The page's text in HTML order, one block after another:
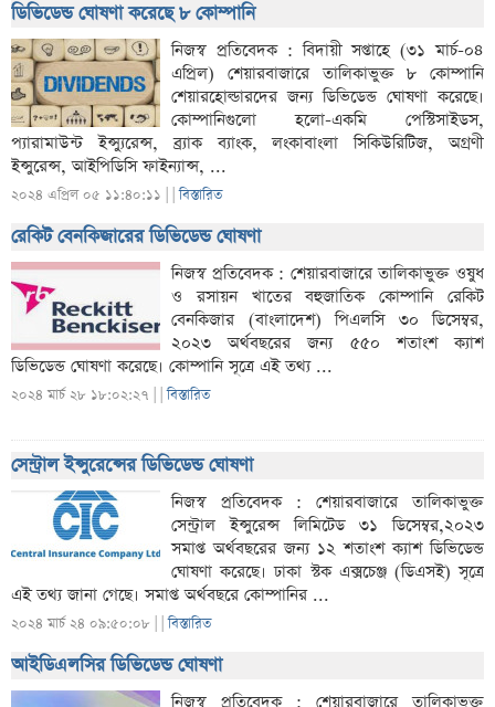
ডিভিডেন্ড ঘোষণা করেছে ৮ কোম্পানি
নিজস্ব প্রতিবেদক : বিদায়ী সপ্তাহে (৩১ মার্চ-০৪
এপ্রিল) শেয়ারবাজারে তালিকাভুক্ত ৮ কোম্পানি
শেয়ারহোল্ডারদের জন্য ডিভিডেন্ড ঘোষণা করেছে।
কোম্পানিগুলো হলো-একমি পেস্টিসাইডস,
প্যারামাউন্ট ইন্স্যুরেন্স, ব্র্যাক ব্যাংক, লংকাবাংলা সিকিউরিটিজ, অগ্রণী
ইন্সুরেন্স, আইপিডিসি ফাইন্যান্স, ...
২০২৪ এপ্রিল ০৫ ১১:৪০:১১ | |বিস্তারিত
রেকিট বেনকিজারের ডিভিডেন্ড ঘোষণা
নিজস্ব প্রতিবেদক : শেয়ারবাজারে তালিকাভুক্ত ওষুধ
ও রসায়ন খাতের বহুজাতিক কোম্পানি রেকিট
বেনকিজার (বাংলাদেশ) পিএলসি ৩০ ডিসেম্বর,
২০২৩ অর্থবছরের জন্য ৫৫০ শতাংশ ক্যাশ
ডিভিডেন্ড ঘোষণা করেছে। কোম্পানি সূত্রে এই তথ্য ...
২০২৪ মার্চ ২৮ ১৮:০২:২৭ | |বিস্তারিত
সেন্ট্রাল ইন্সুরেন্সের ডিভিডেন্ড ঘোষণা
নিজস্ব প্রতিবেদক : শেয়ারবাজারে তালিকাভুক্ত
সেন্ট্রাল ইন্সুরেন্স লিমিটেড ৩১ ডিসেম্বর,২০২৩
সমাপ্ত অর্থবছরের জন্য ১২ শতাংশ ক্যাশ ডিভিডেন্ড
ঘোষণা করেছে। ঢাকা স্টক এক্সচেঞ্জ (ডিএসই) সূত্রে
এই তথ্য জানা গেছে। সমাপ্ত অর্থবছরে কোম্পানির ...
২০২৪ মার্চ ২৪ ০৯:৫০:০৮ | |বিস্তারিত
আইডিএলসির ডিভিডেন্ড ঘোষণা
নিজস্ব প্রতিবেদক : শেয়ারবাজারে তালিকাভুক্ত